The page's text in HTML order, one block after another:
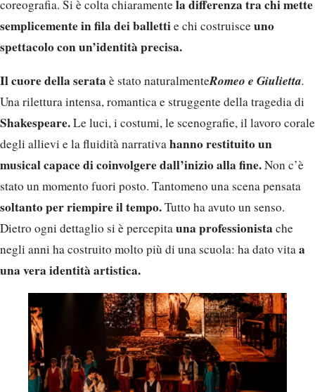
coreografia. Si è colta chiaramentela differenza tra chi mette
semplicemente in fila dei ballettie chi costruisceuno
spettacolo con un’identità precisa.
Il cuore della serata è stato naturalmenteRomeo e Giulietta.
Una rilettura intensa, romantica e struggente della tragedia di
Shakespeare.Le luci, i costumi, le scenografie, il lavoro corale
degli allievi e la fluidità narrativahanno restituito un
musical capace di coinvolgere dall’inizio alla fine.Non c’è
stato un momento fuori posto. Tantomeno una scena pensata
soltanto per riempire il tempo.Tutto ha avuto un senso.
Dietro ogni dettaglio si è percepitauna professionista che
negli anni ha costruito molto più di una scuola: ha dato vitaa
una vera identità artistica.